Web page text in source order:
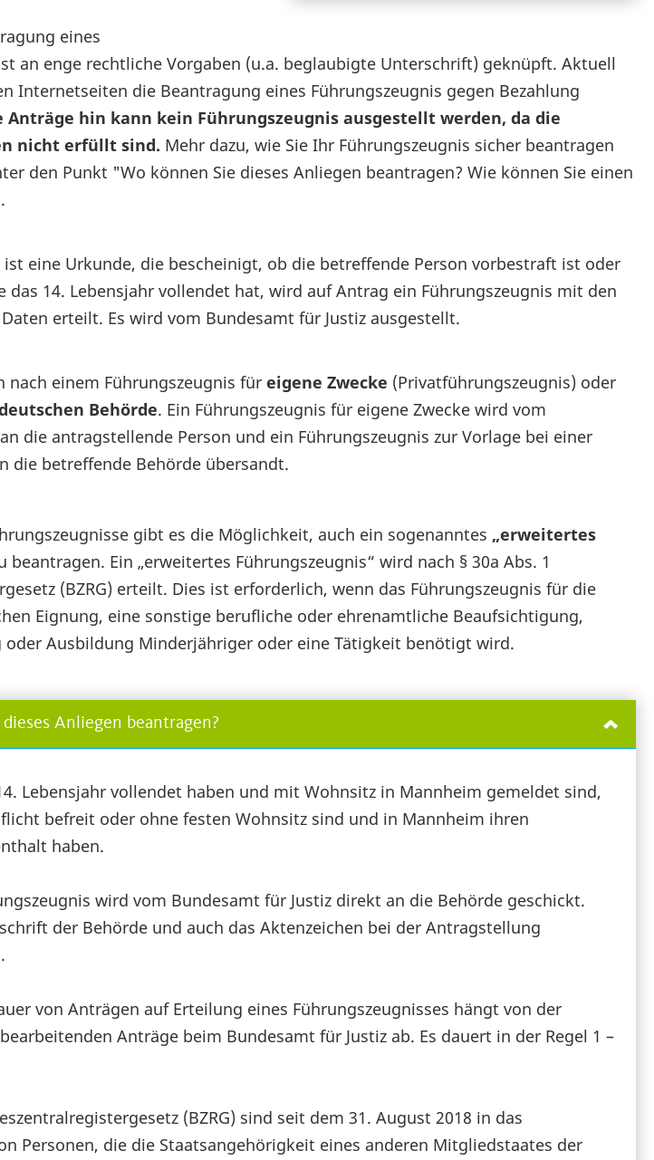
eines
an enge rechtliche Vorgaben (u.a. beglaubigte Unterschrift) geknüpft. Aktuell
Internetseiten die Beantragung eines Führungszeugnis gegen Bezahlung
Anträge hin kann kein Führungszeugnis ausgestellt werden, da die
nicht erfüllt sind. Mehr dazu, wie Sie Ihr Führungszeugnis sicher beantragen
den Punkt "Wo können Sie dieses Anliegen beantragen? Wie können Sie einen
ist eine Urkunde, die bescheinigt, ob die betreffende Person vorbestraft ist oder
das 14. Lebensjahr vollendet hat, wird auf Antrag ein Führungszeugnis mit den
erteilt. Es wird vom Bundesamt für Justiz ausgestellt.
nach einem Führungszeugnis für eigene Zwecke (Privatführungszeugnis) oder
Behörde. Ein Führungszeugnis für eigene Zwecke wird vom
die antragstellende Person und ein Führungszeugnis zur Vorlage bei einer
die betreffende Behörde übersandt.
gibt es die Möglichkeit, auch ein sogenanntes „erweitertes
beantragen. Ein „erweitertes Führungszeugnis“ wird nach § 30a Abs. 1
(BZRG) erteilt. Dies ist erforderlich, wenn das Führungszeugnis für die
Eignung, eine sonstige berufliche oder ehrenamtliche Beaufsichtigung,
oder Ausbildung Minderjähriger oder eine Tätigkeit benötigt wird.
Anliegen beantragen?
Lebensjahr vollendet haben und mit Wohnsitz in Mannheim gemeldet sind,
befreit oder ohne festen Wohnsitz sind und in Mannheim ihren
haben.
wird vom Bundesamt für Justiz direkt an die Behörde geschickt.
der Behörde und auch das Aktenzeichen bei der Antragstellung
von Anträgen auf Erteilung eines Führungszeugnisses hängt von der
Anträge beim Bundesamt für Justiz ab. Es dauert in der Regel 1 –
(BZRG) sind seit dem 31. August 2018 in das
Personen, die die Staatsangehörigkeit eines anderen Mitgliedstaates der